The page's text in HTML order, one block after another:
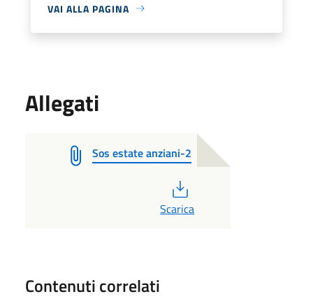
VAI ALLA PAGINA
Allegati
Sos estate anziani-2
Scarica
Contenuti correlati